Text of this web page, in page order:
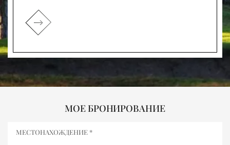
МОЕ БРОНИРОВАНИЕ